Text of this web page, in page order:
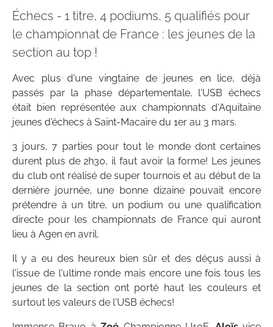
Échecs - 1 titre, 4 podiums, 5 qualifiés pour
le championnat de France : les jeunes de la
section au top !
Avec plus d'une vingtaine de jeunes en lice, déjà
passés par la phase départementale, l'USB échecs
était bien représentée aux championnats d'Aquitaine
jeunes d'échecs à Saint-Macaire du 1er au 3 mars.
3 jours, 7 parties pour tout le monde dont certaines
durent plus de 2h30, il faut avoir la forme! Les jeunes
du club ont réalisé de super tournois et au début de la
dernière journée, une bonne dizaine pouvait encore
prétendre à un titre, un podium ou une qualification
directe pour les championnats de France qui auront
lieu à Agen en avril.
Il y a eu des heureux bien sûr et des déçus aussi à
l'issue de l'ultime ronde mais encore une fois tous les
jeunes de la section ont porté haut les couleurs et
surtout les valeurs de l'USB échecs!